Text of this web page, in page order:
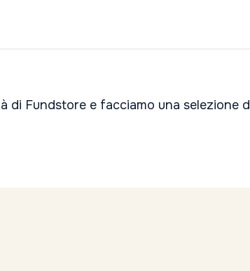
Fundstore e facciamo una selezione